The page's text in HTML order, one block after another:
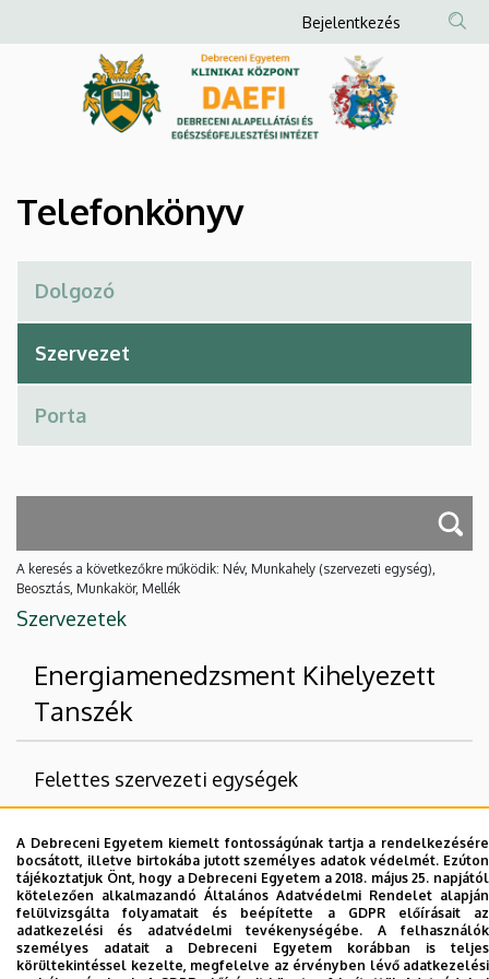
Debreceni
és
Egészségfejlesztési
Intézet
a
Anonim
Felhasználói
fiók
menüje
Bejelentkezés
Telefonkönyv
A keresés a következőkre működik: Név, Munkahely (szervezeti egység),
Beosztás, Munkakör, Mellék
Szervezetek
Energiamenedzsment Kihelyezett
Tanszék
Felettes szervezeti egységek
Természettudományi és Technológiai Kar
Földtudományi Intézet
Nincs találat.
A Debreceni Egyetem kiemelt fontosságúnak tartja a rendelkezésére
bocsátott, illetve birtokába jutott személyes adatok védelmét. Ezúton
tájékoztatjuk Önt, hogy a Debreceni Egyetem a 2018. május 25. napjától
kötelezően alkalmazandó Általános Adatvédelmi Rendelet alapján
felülvizsgálta folyamatait és beépítette a GDPR előírásait az
adatkezelési és adatvédelmi tevékenységébe. A felhasználók
személyes adatait a Debreceni Egyetem korábban is teljes
körültekintéssel kezelte, megfelelve az érvényben lévő adatkezelési